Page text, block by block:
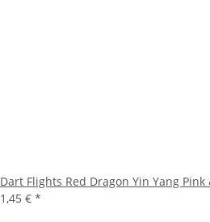
Dart Flights Red Dragon Yin Yang Pink
1,45 € *